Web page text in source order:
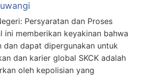
Persyaratan dan Proses
ini memberikan keyakinan bahwa
dan dapat dipergunakan untuk
dan karier global SKCK adalah
oleh kepolisian yang